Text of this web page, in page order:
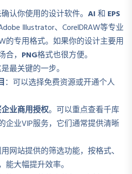
认你使用的设计软件。 AI和 EPS
Illustrator、CorelDRAW等专业
的专用格式。如果你的设计主要用
， PNG格式也很方便。
最关键的一步。
：可以选择免费资源或开通个人
业商用授权。可以重点查看千库
企业VIP服务，它们通常提供清晰
网站提供的筛选功能，按格式、
大幅提升效率。